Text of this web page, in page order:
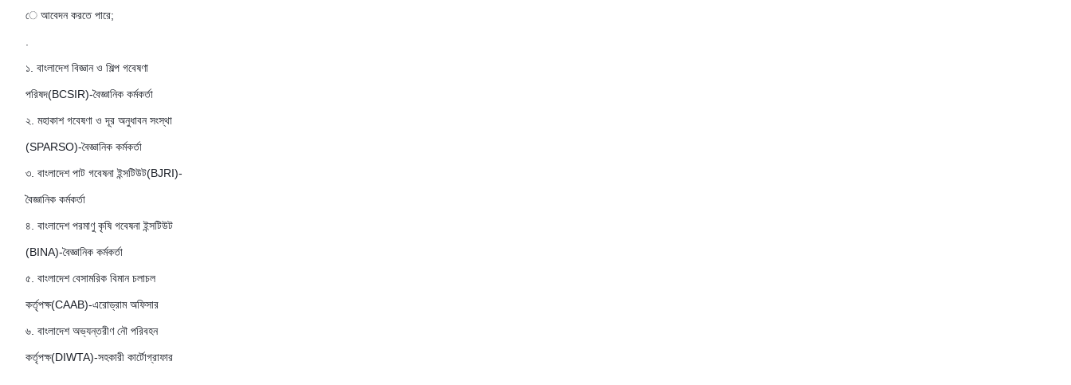
ে আবেদন করতে পারে;
১. বাংলাদেশ বিজ্ঞান ও শিল্প গবেষণা
পরিষদ(BCSIR)-বৈজ্ঞানিক কর্মকর্তা
২. মহাকাশ গবেষণা ও দূর অনুধাবন সংস্থা
(SPARSO)-বৈজ্ঞানিক কর্মকর্তা
৩. বাংলাদেশ পাট গবেষনা ইন্সটিউট(BJRI)-
বৈজ্ঞানিক কর্মকর্তা
৪. বাংলাদেশ পরমাণু কৃষি গবেষনা ইন্সটিউট
(BINA)-বৈজ্ঞানিক কর্মকর্তা
৫. বাংলাদেশ বেসামরিক বিমান চলাচল
কর্তৃপক্ষ(CAAB)-এরোড্রাম অফিসার
৬. বাংলাদেশ অভ্যন্তরীণ নৌ পরিবহন
কর্তৃপক্ষ(DIWTA)-সহকারী কার্টোগ্রাফার